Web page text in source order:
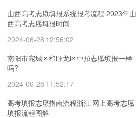
山西高考志愿填报系统报考流程 2023年山
西高考志愿填报时间
2024-06-28 12:56:02
南阳市宛城区和卧龙区中招志愿填报一样
吗?
2024-06-28 11:52:17
高考填报志愿指南流程浙江 网上高考志愿
填报流程图解